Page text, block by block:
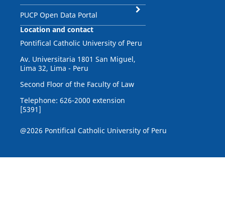
PUCP Open Data Portal
Location and contact
Pontifical Catholic University of Peru
Av. Universitaria 1801 San Miguel,
Lima 32, Lima - Peru
Second Floor of the Faculty of Law
Telephone: 626-2000 extension
[5391]
@2026 Pontifical Catholic University of Peru